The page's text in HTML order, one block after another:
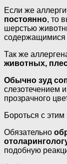
Если же
постоянно, то
шерстью
содержащимися
Так же
животных,
Обычно зуд
слезотечением
прозрачного
Бороться с
Обязательно
подобную